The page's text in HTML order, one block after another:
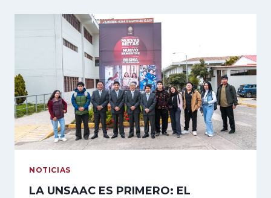
NOTICIAS
LA UNSAAC ES PRIMERO: EL